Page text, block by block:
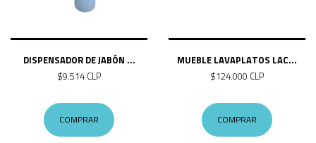
DISPENSADOR DE JABÓN ...
$9.514 CLP
COMPRAR
MUEBLE LAVAPLATOS LAC...
$124.000 CLP
COMPRAR